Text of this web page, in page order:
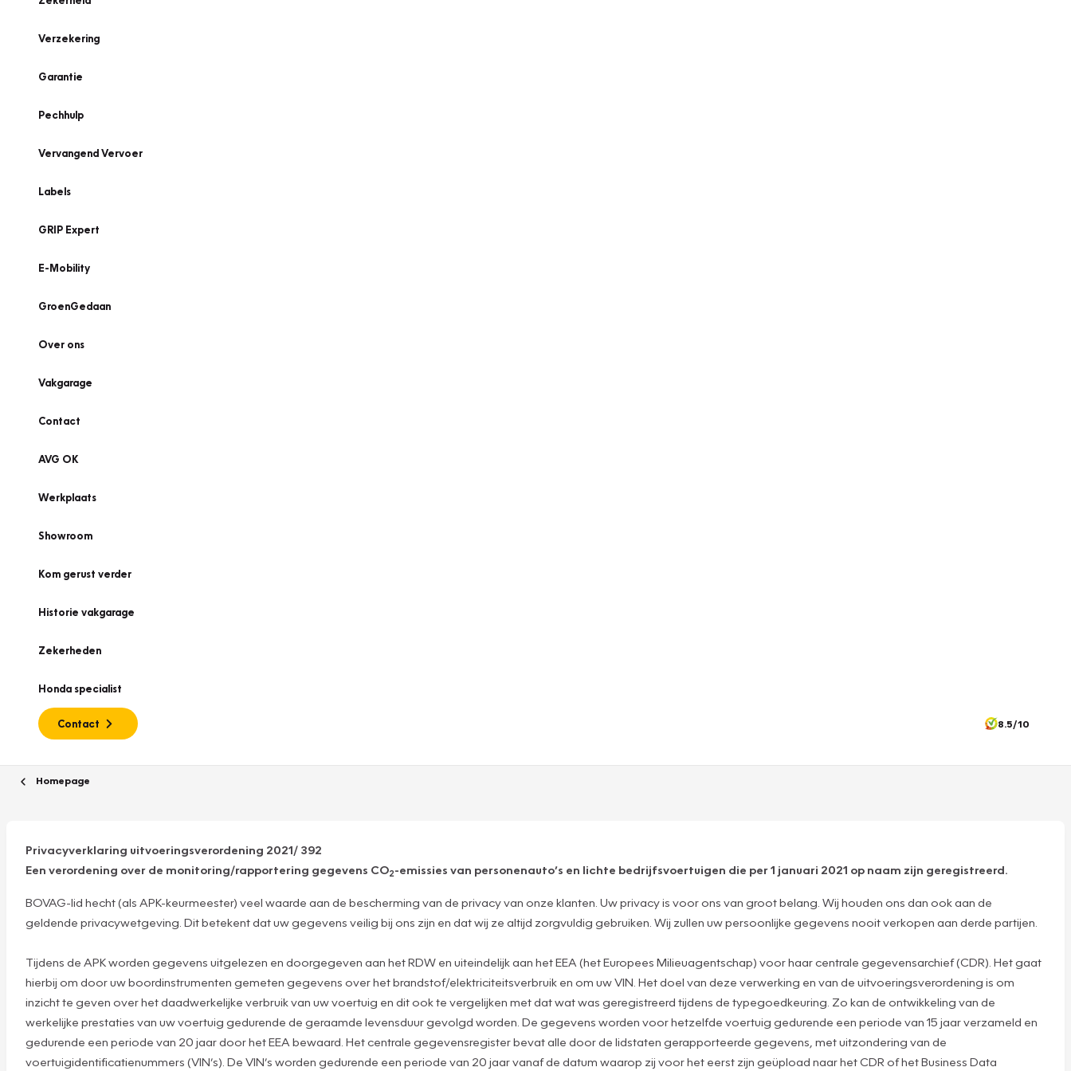
Verzekering
Garantie
Pechhulp
Vervangend Vervoer
Labels
GRIP Expert
E-Mobility
GroenGedaan
Over ons
Vakgarage
Contact
AVG OK
Werkplaats
Showroom
Kom gerust verder
Historie vakgarage
Zekerheden
Honda specialist
Contact 8.5/10
Homepage
Privacyverklaring uitvoeringsverordening 2021/ 392
Een verordening over de monitoring/rapportering gegevens CO2-emissies van personenauto’s en lichte bedrijfsvoertuigen die per 1 januari 2021 op naam zijn geregistreerd.
BOVAG-lid hecht (als APK-keurmeester) veel waarde aan de bescherming van de privacy van onze klanten. Uw privacy is voor ons van groot belang. Wij houden ons dan ook aan de
geldende privacywetgeving. Dit betekent dat uw gegevens veilig bij ons zijn en dat wij ze altijd zorgvuldig gebruiken. Wij zullen uw persoonlijke gegevens nooit verkopen aan derde partijen.
Tijdens de APK worden gegevens uitgelezen en doorgegeven aan het RDW en uiteindelijk aan het EEA (het Europees Milieuagentschap) voor haar centrale gegevensarchief (CDR). Het gaat
hierbij om door uw boordinstrumenten gemeten gegevens over het brandstof/elektriciteitsverbruik en om uw VIN. Het doel van deze verwerking en van de uitvoeringsverordening is om
inzicht te geven over het daadwerkelijke verbruik van uw voertuig en dit ook te vergelijken met dat wat was geregistreerd tijdens de typegoedkeuring. Zo kan de ontwikkeling van de
werkelijke prestaties van uw voertuig gedurende de geraamde levensduur gevolgd worden. De gegevens worden voor hetzelfde voertuig gedurende een periode van 15 jaar verzameld en
gedurende een periode van 20 jaar door het EEA bewaard. Het centrale gegevensregister bevat alle door de lidstaten gerapporteerde gegevens, met uitzondering van de
voertuigidentificatienummers (VIN’s). De VIN’s worden gedurende een periode van 20 jaar vanaf de datum waarop zij voor het eerst zijn geüpload naar het CDR of het Business Data